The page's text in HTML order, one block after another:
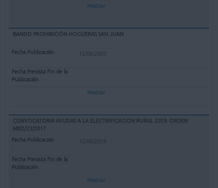
Mostrar
BANDO PROHIBICIÓN HOGUERAS SAN JUAN
12/06/2020
Mostrar
CONVOCATORIA AYUDAS A LA ELECTRIFICACION RURAL 2019. ORDEN
MED/23/2017.
12/06/2019
Mostrar